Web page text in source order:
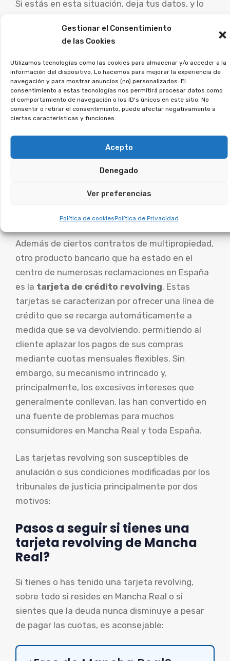
Gestionar el Consentimiento
de las Cookies
Utilizamos tecnologías como las cookies para almacenar y/o acceder a la
información del dispositivo. Lo hacemos para mejorar la experiencia de
navegación y para mostrar anuncios (no) personalizados. El
consentimiento a estas tecnologías nos permitirá procesar datos como
el comportamiento de navegación o los ID's únicos en este sitio. No
consentir o retirar el consentimiento, puede afectar negativamente a
ciertas características y funciones.
Acepto
Denegado
Ver preferencias
Política de cookiesPolítica de Privacidad
Si estás en esta situación, deja tus datos, y lo
¿Contrataste una tarjeta
de pago aplazado?
Puedes recuperar los
intereses abusivos.
elevados y te mantienen pagando sin fin. En
muchos casos, los bancos no explicaron bien el
funcionamiento, lo que ha llevado a una
reclamar tu dinero.
Además de ciertos contratos de multipropiedad,
otro producto bancario que ha estado en el
centro de numerosas reclamaciones en España
es la tarjeta de crédito revolving. Estas
tarjetas se caracterizan por ofrecer una línea de
crédito que se recarga automáticamente a
medida que se va devolviendo, permitiendo al
cliente aplazar los pagos de sus compras
mediante cuotas mensuales flexibles. Sin
embargo, su mecanismo intrincado y,
principalmente, los excesivos intereses que
generalmente conllevan, las han convertido en
una fuente de problemas para muchos
consumidores en Mancha Real y toda España.
Las tarjetas revolving son susceptibles de
anulación o sus condiciones modificadas por los
tribunales de justicia principalmente por dos
motivos:
Pasos a seguir si tienes una
tarjeta revolving de Mancha
Real?
Si tienes o has tenido una tarjeta revolving,
sobre todo si resides en Mancha Real o si
sientes que la deuda nunca disminuye a pesar
de pagar las cuotas, es aconsejable: